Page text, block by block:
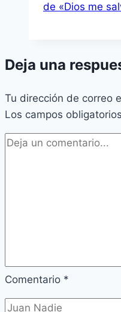
de «Dios me
Deja una
Tu dirección de correo
Los campos
Comentario *